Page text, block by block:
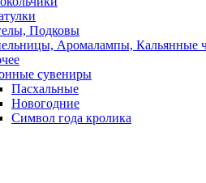
Подковы
Аромалампы, Кальянные
сувениры
Пасхальные
Новогодние
Символ года кролика